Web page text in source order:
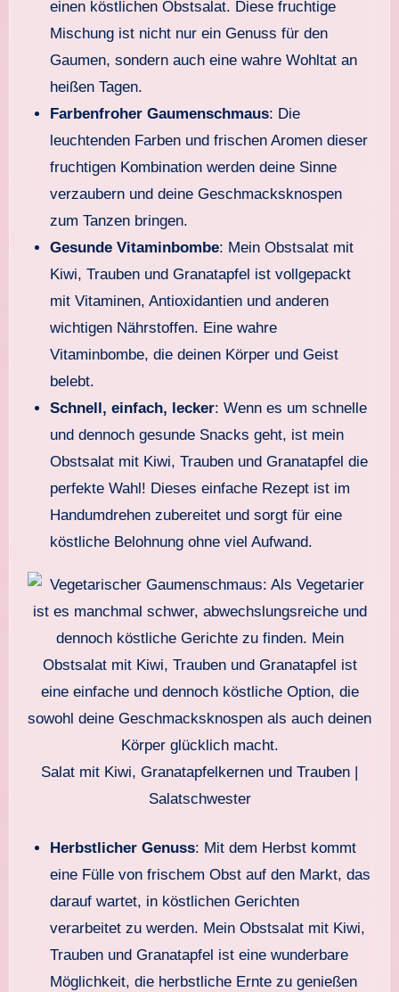
einen köstlichen Obstsalat. Diese fruchtige
Mischung ist nicht nur ein Genuss für den
Gaumen, sondern auch eine wahre Wohltat an
heißen Tagen.
Farbenfroher Gaumenschmaus: Die
leuchtenden Farben und frischen Aromen dieser
fruchtigen Kombination werden deine Sinne
verzaubern und deine Geschmacksknospen
zum Tanzen bringen.
Gesunde Vitaminbombe: Mein Obstsalat mit
Kiwi, Trauben und Granatapfel ist vollgepackt
mit Vitaminen, Antioxidantien und anderen
wichtigen Nährstoffen. Eine wahre
Vitaminbombe, die deinen Körper und Geist
belebt.
Schnell, einfach, lecker: Wenn es um schnelle
und dennoch gesunde Snacks geht, ist mein
Obstsalat mit Kiwi, Trauben und Granatapfel die
perfekte Wahl! Dieses einfache Rezept ist im
Handumdrehen zubereitet und sorgt für eine
köstliche Belohnung ohne viel Aufwand.
Salat mit Kiwi, Granatapfelkernen und Trauben |
Salatschwester
Herbstlicher Genuss: Mit dem Herbst kommt
eine Fülle von frischem Obst auf den Markt, das
darauf wartet, in köstlichen Gerichten
verarbeitet zu werden. Mein Obstsalat mit Kiwi,
Trauben und Granatapfel ist eine wunderbare
Möglichkeit, die herbstliche Ernte zu genießen